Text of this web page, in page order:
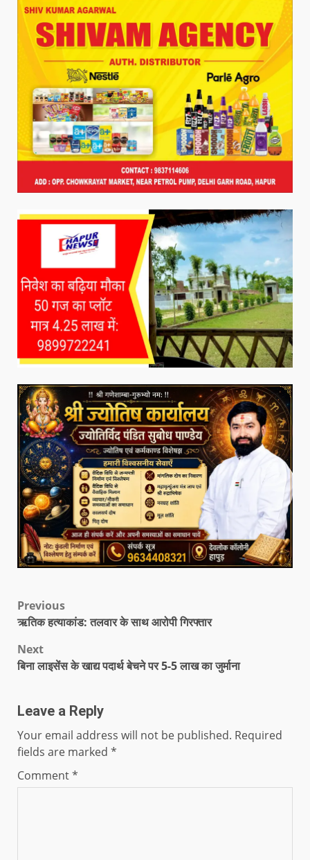
Previous
ऋतिक हत्याकांड: तलवार के साथ आरोपी गिरफ्तार
Next
बिना लाइसेंस के खाद्य पदार्थ बेचने पर 5-5 लाख का जुर्माना
Leave a Reply
Your email address will not be published. Required
fields are marked *
Comment*